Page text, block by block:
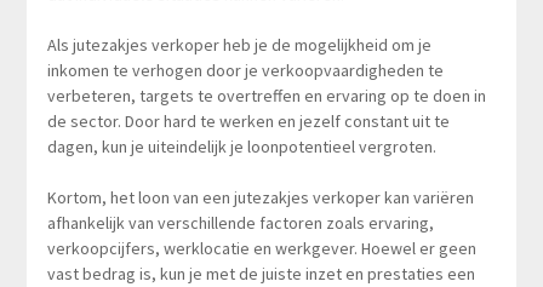
Als jutezakjes verkoper heb je de mogelijkheid om je
inkomen te verhogen door je verkoopvaardigheden te
verbeteren, targets te overtreffen en ervaring op te doen in
de sector. Door hard te werken en jezelf constant uit te
dagen, kun je uiteindelijk je loonpotentieel vergroten.
Kortom, het loon van een jutezakjes verkoper kan variëren
afhankelijk van verschillende factoren zoals ervaring,
verkoopcijfers, werklocatie en werkgever. Hoewel er geen
vast bedrag is, kun je met de juiste inzet en prestaties een